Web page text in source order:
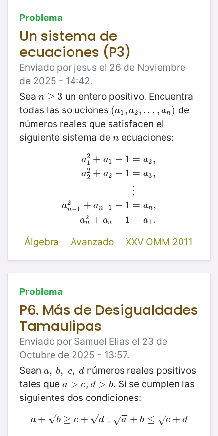
Problema
Un sistema de
ecuaciones (P3)
Enviado por jesus el 26 de Noviembre
de 2025 - 14:42.
Sea n ≥ 3
n≥3
un entero positivo. Encuentra
todas las soluciones (a1, a2, … , an)
(a1 ,a2,… ,a n)
de
números reales que satisfacen el
siguiente sistema de n
n ecuaciones:
a2
1 + a1 − 1
a2
2 + a2 − 1
a2
n−1 + an−1 − 1
a2
n + an − 1
= a2,
= a3,
⋮
= an,
= a1.
2
Álgebra Avanzado XXV OMM 2011
Problema
P6. Más de Desigualdades
Tamaulipas
Enviado por Samuel Elias el 23 de
Octubre de 2025 - 13:57.
Sean a, b, c, d
a, b, c, d números reales positivos
tales que a > c
a >c , d > b
d >b
. Si se cumplen las
siguientes dos condiciones:
a + b
√ ≥ c + d
−
−
√ , a
−
−
√ + b ≤ c
√ + d
a+b≥ c+d , a+b ≤c+d